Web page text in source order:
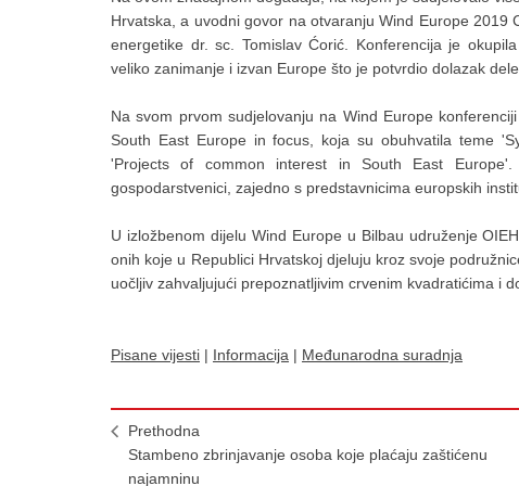
Hrvatska, a uvodni govor na otvaranju Wind Europe
energetike dr. sc. Tomislav Ćorić. Konferencija je
veliko zanimanje i izvan Europe što je potvrdio dolazak
Na svom prvom sudjelovanju na Wind Europe
South East Europe in focus, koja su obuhvatila teme
'Projects of common interest in South East
gospodarstvenici, zajedno s predstavnicima europskih
U izložbenom dijelu Wind Europe u Bilbau udruženje
onih koje u Republici Hrvatskoj djeluju kroz svoje
uočljiv zahvaljujući prepoznatljivim crvenim kvadratićima i
Pisane vijesti | Informacija | Međunarodna suradnja
Prethodna
Stambeno zbrinjavanje osoba koje plaćaju zaštićenu
najamninu